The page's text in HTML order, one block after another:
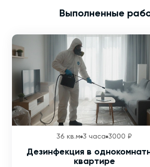
Выполненные
36 кв.м 3 часа 3000 ₽
Дезинфекция в
квартире